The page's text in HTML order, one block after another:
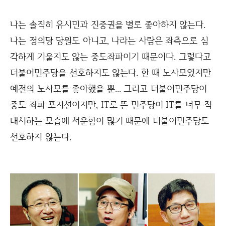
나는 솔직히 유시민과 진중권을 별로 좋아하지 않는다.
나는 정의당 당원도 아니고, 나라는 사람은 좌측으로 심
각하게 기울지도 않는 중도좌파이기 때문이다. 그렇다고
더불어민주당을 선호하지도 않는다. 한 때 노사모였지만
예전의 노사모를 좋아했을 뿐... 그리고 더불어민주당이
중도 좌파 포지션이지만, IT로 뜬 민주당이 IT를 너무 적
대시하는 모습에 서운함이 많기 때문에 더불어민주당도
선호하지 않는다.